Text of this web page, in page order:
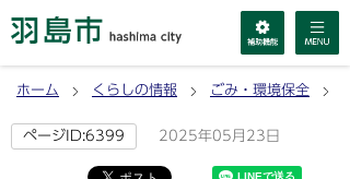
ホーム くらしの情報 ごみ・環境保全
ページID:6399 2025年05月23日